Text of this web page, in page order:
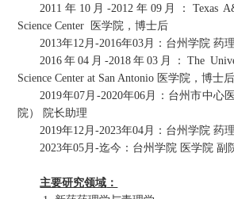
2011 年 10月-2012 年 09月： Texas
Science Center
医学院，博士后
2013年12 月-2016年03 月：台州学院 药
2016 年04 月-2018 年03 月： The
Science Center at San Antonio 医学院，博士后
2019年07月 -2020年06 月：台州市中心
院） 院长助理
2019年12 月-2023年04 月：台州学院 药
2023年05 月-迄今：台州学院 医学院 副
主要研究领域 ：